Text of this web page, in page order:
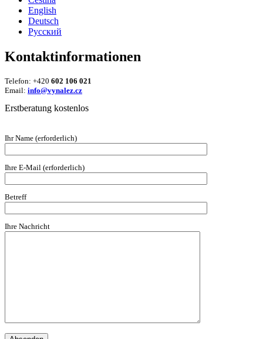
English
Deutsch
Русский
Kontaktinformationen
Telefon: +420 602 106 021
Email: info@vynalez.cz
Erstberatung kostenlos
Ihr Name (erforderlich)
Ihre E-Mail (erforderlich)
Betreff
Ihre Nachricht